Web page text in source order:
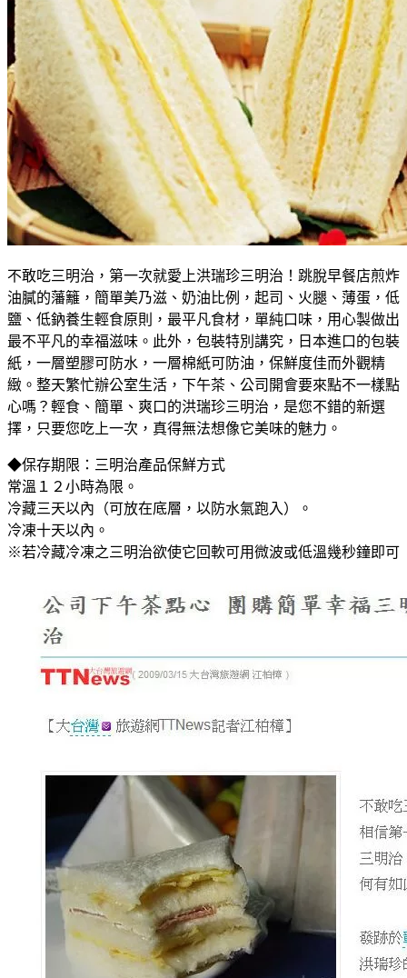
不敢吃三明治，第一次就愛上洪瑞珍三明治！跳脫早餐店煎炸
油膩的藩籬，簡單美乃滋、奶油比例，起司、火腿、薄蛋，低
鹽、低鈉養生輕食原則，最平凡食材，單純口味，用心製做出
最不平凡的幸福滋味。此外，包裝特別講究，日本進口的包裝
紙，一層塑膠可防水，一層棉紙可防油，保鮮度佳而外觀精
緻。整天繁忙辦公室生活，下午茶、公司開會要來點不一樣點
心嗎？輕食、簡單、爽口的洪瑞珍三明治，是您不錯的新選
擇，只要您吃上一次，真得無法想像它美味的魅力。
◆保存期限：三明治產品保鮮方式
常溫１２小時為限。
冷藏三天以內（可放在底層，以防水氣跑入）。
冷凍十天以內。
※若冷藏冷凍之三明治欲使它回軟可用微波或低溫幾秒鐘即可